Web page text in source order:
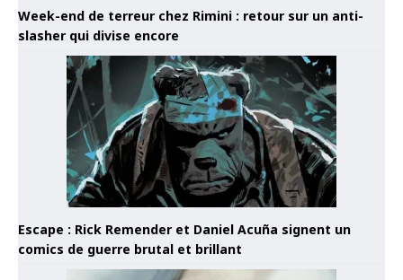
Week-end de terreur chez Rimini : retour sur un anti-
slasher qui divise encore
Escape : Rick Remender et Daniel Acuña signent un
comics de guerre brutal et brillant